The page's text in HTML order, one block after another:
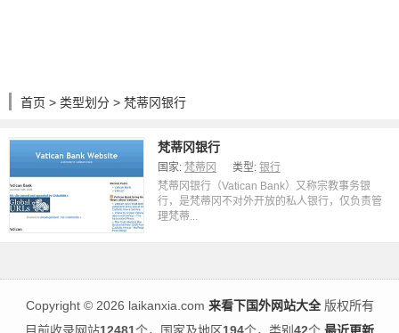
首页 > 类型划分 > 梵蒂冈银行
梵蒂冈银行
国家: 梵蒂冈 类型: 银行
梵蒂冈银行（Vatican Bank）又称宗教事务银
行，是梵蒂冈不对外开放的私人银行，仅负责管
理梵蒂...
Copyright ©2026 laikanxia.com 来看下国外网站大全版权所有